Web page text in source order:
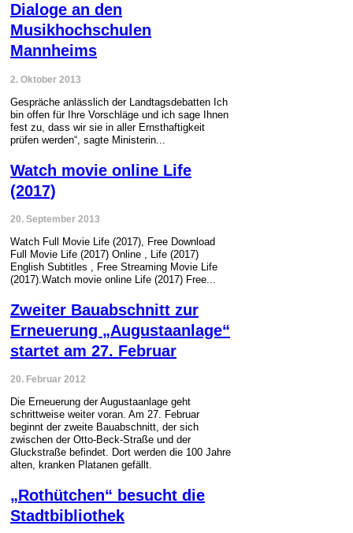
Dialoge an den
Musikhochschulen
Mannheims
2. Oktober 2013
Gespräche anlässlich der Landtagsdebatten Ich
bin offen für Ihre Vorschläge und ich sage Ihnen
fest zu, dass wir sie in aller Ernsthaftigkeit
prüfen werden“, sagte Ministerin...
Watch movie online Life
(2017)
20. September 2013
Watch Full Movie Life (2017), Free Download
Full Movie Life (2017) Online , Life (2017)
English Subtitles , Free Streaming Movie Life
(2017).Watch movie online Life (2017) Free...
Zweiter Bauabschnitt zur
Erneuerung „Augustaanlage“
startet am 27. Februar
20. Februar 2012
Die Erneuerung der Augustaanlage geht
schrittweise weiter voran. Am 27. Februar
beginnt der zweite Bauabschnitt, der sich
zwischen der Otto-Beck-Straße und der
Gluckstraße befindet. Dort werden die 100 Jahre
alten, kranken Platanen gefällt.
„Rothütchen“ besucht die
Stadtbibliothek